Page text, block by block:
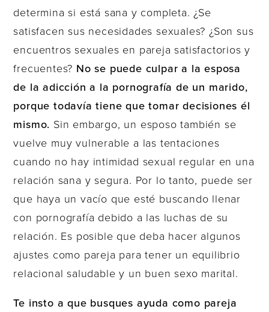
determina si está sana y completa. ¿Se
satisfacen sus necesidades sexuales? ¿Son sus
encuentros sexuales en pareja satisfactorios y
frecuentes? No se puede culpar a la esposa
de la adicción a la pornografía de un marido,
porque todavía tiene que tomar decisiones él
mismo. Sin embargo, un esposo también se
vuelve muy vulnerable a las tentaciones
cuando no hay intimidad sexual regular en una
relación sana y segura. Por lo tanto, puede ser
que haya un vacío que esté buscando llenar
con pornografía debido a las luchas de su
relación. Es posible que deba hacer algunos
ajustes como pareja para tener un equilibrio
relacional saludable y un buen sexo marital.
Te insto a que busques ayuda como pareja